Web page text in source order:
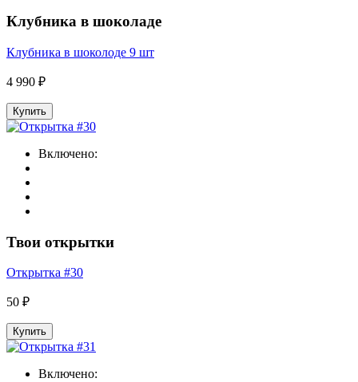
Клубника в шоколаде
Клубника в шоколоде 9 шт
4 990 ₽
Купить
Включено:
Твои открытки
Открытка #30
50 ₽
Купить
Включено: